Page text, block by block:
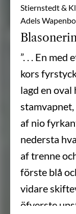
Stiernstedt &
Adels
”. . . En
kors
lagd en
af nio
nedersta
af trenne
förste blå
vidare
öfverste